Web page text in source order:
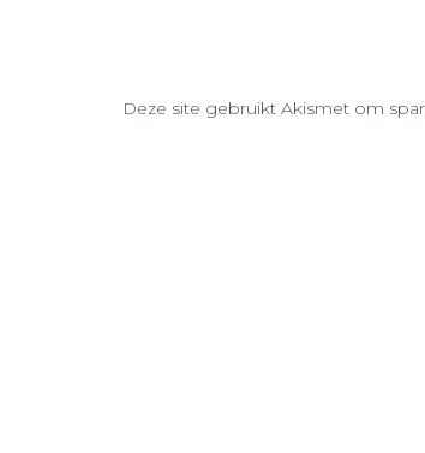
Deze site gebruikt Akismet om